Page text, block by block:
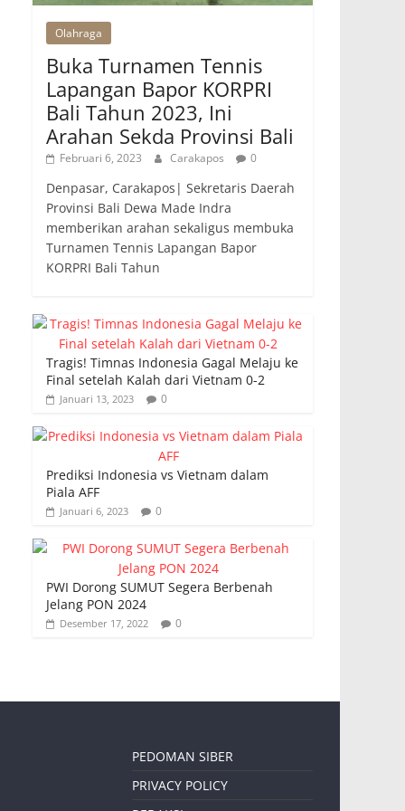
Olahraga
Buka Turnamen Tennis
Lapangan Bapor KORPRI
Bali Tahun 2023, Ini
Arahan Sekda Provinsi Bali
Februari 6, 2023 Carakapos 0
Denpasar, Carakapos| Sekretaris Daerah
Provinsi Bali Dewa Made Indra
memberikan arahan sekaligus membuka
Turnamen Tennis Lapangan Bapor
KORPRI Bali Tahun
Tragis! Timnas Indonesia Gagal Melaju ke
Final setelah Kalah dari Vietnam 0-2
Januari 13, 2023 0
Prediksi Indonesia vs Vietnam dalam
Piala AFF
Januari 6, 2023 0
PWI Dorong SUMUT Segera Berbenah
Jelang PON 2024
Desember 17, 2022 0
PEDOMAN SIBER
PRIVACY POLICY